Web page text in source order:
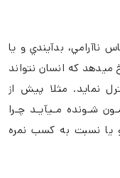
بدآيندي و يا
که انسان نتواند
نمايد. مثلا پيش از
شـونده مـيآيـد چـرا
و يا نسبت به کسب نمره